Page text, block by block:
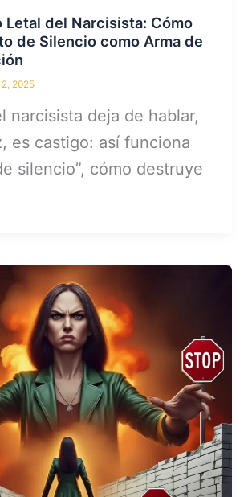
Letal del Narcisista: Cómo
de Silencio como Arma de
2025
narcisista deja de hablar,
es castigo: así funciona
silencio”, cómo destruye